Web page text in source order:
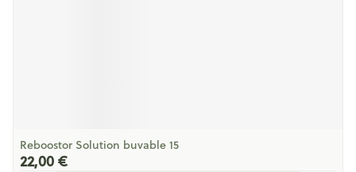
Reboostor Solution buvable 15
22,00 €